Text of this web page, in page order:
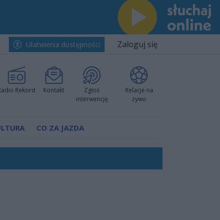
Ułatwienia dostępności Zaloguj się
Rekord Kontakt
Zgłoś
interwencję
Relacje na
żywo
CO ZA JAZDA